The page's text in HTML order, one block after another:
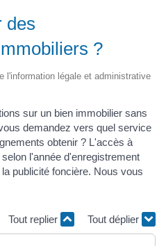
des
?
l'information légale et administrative
sur un bien immobilier sans
demandez vers quel service
obtenir ? L'accès à
l'année d'enregistrement
publicité foncière. Nous vous
Tout replier Tout déplier